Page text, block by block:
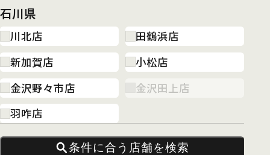
石川県
川北店
田鶴浜店
新加賀店
小松店
金沢野々市店
金沢田上店
羽咋店
条件に合う店舗を検索